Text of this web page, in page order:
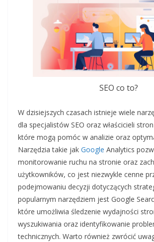
SEO co to?
W dzisiejszych czasach istnieje wiele
dla specjalistów SEO oraz właścicieli
które mogą pomóc w analizie oraz
Narzędzia takie jak Google Analytics
monitorowanie ruchu na stronie oraz
użytkowników, co jest niezwykle cenne
podejmowaniu decyzji dotyczących
popularnym narzędziem jest Google
które umożliwia śledzenie wydajności
wyszukiwania oraz identyfikowanie
technicznych. Warto również zwrócić